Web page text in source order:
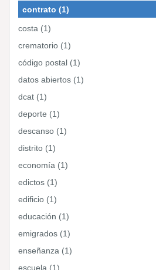
contrato (1)
costa (1)
crematorio (1)
código postal (1)
datos abiertos (1)
dcat (1)
deporte (1)
descanso (1)
distrito (1)
economía (1)
edictos (1)
edificio (1)
educación (1)
emigrados (1)
enseñanza (1)
escuela (1)